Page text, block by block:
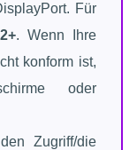
Für
. Wenn Ihre
konform ist,
oder
Zugriff/die